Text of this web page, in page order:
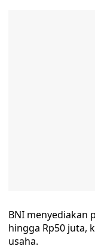
BNI menyediakan
hingga Rp50 juta,
usaha.